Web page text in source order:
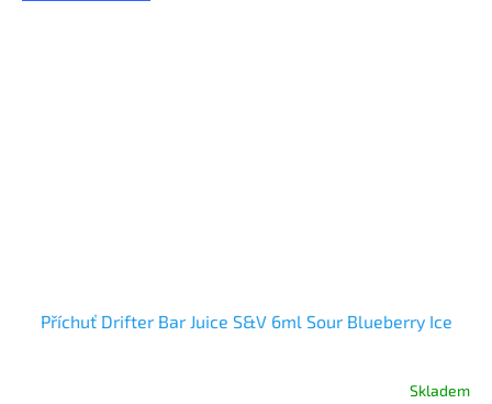
Příchuť Drifter Bar Juice S&V 6ml Sour Blueberry Ice
Skladem